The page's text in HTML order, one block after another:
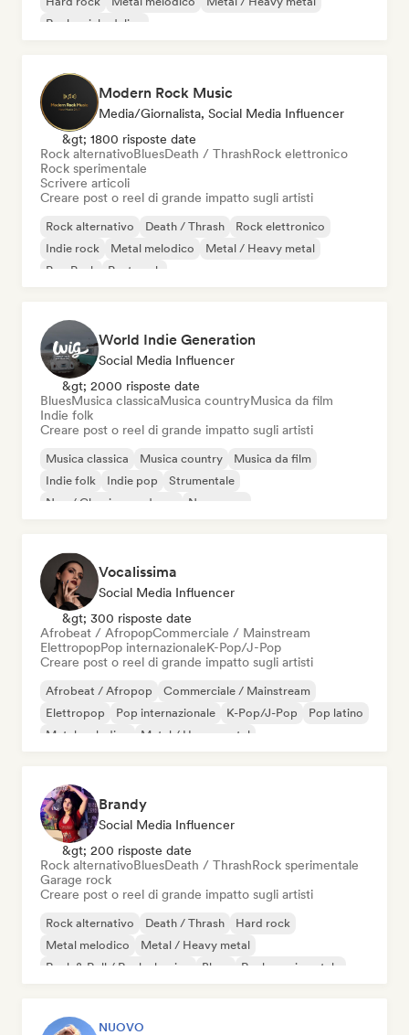
Rock psichedelico
Modern Rock Music
Media/Giornalista, Social Media Influencer
&gt; 1800 risposte date
Rock alternativoBluesDeath / ThrashRock elettronico
Rock sperimentale
Scrivere articoli
Creare post o reel di grande impatto sugli artisti
Rock alternativo Death / Thrash
Rock elettronico
Indie rock
Metal melodico
Metal / Heavy metal
Pop Punk
Post punk
World Indie Generation
Social Media Influencer
&gt; 2000 risposte date
BluesMusica classicaMusica countryMusica da film
Indie folk
Creare post o reel di grande impatto sugli artisti
Musica classica Musica country
Musica da film
Indie folk
Indie pop
Strumentale
Neo / Classico moderno
New wave
Vocalissima
Social Media Influencer
&gt; 300 risposte date
Afrobeat / AfropopCommerciale / Mainstream
ElettropopPop internazionaleK-Pop/J-Pop
Creare post o reel di grande impatto sugli artisti
Afrobeat / Afropop
Commerciale / Mainstream
Elettropop
Pop internazionale K-Pop/J-Pop
Pop latino
Metal melodico
Metal / Heavy metal
Brandy
Social Media Influencer
&gt; 200 risposte date
Rock alternativoBluesDeath / ThrashRock sperimentale
Garage rock
Creare post o reel di grande impatto sugli artisti
Rock alternativo Death / Thrash
Hard rock
Metal melodico
Metal / Heavy metal
Rock & Roll / Rock classico
Blues Rock sperimentale
NUOVO